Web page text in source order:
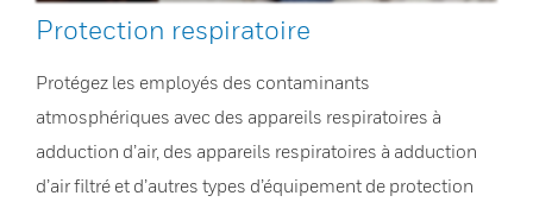
Protection respiratoire
Protégez les employés des contaminants
atmosphériques avec des appareils respiratoires à
adduction d’air, des appareils respiratoires à adduction
d’air filtré et d’autres types d’équipement de protection